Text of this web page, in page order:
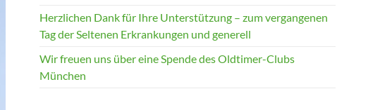
Herzlichen Dank für Ihre Unterstützung – zum vergangenen
Tag der Seltenen Erkrankungen und generell
Wir freuen uns über eine Spende des Oldtimer-Clubs
München